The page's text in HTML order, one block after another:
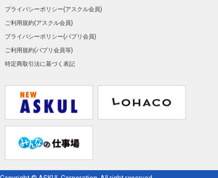
プライバシーポリシー(アスクル会員)
ご利用規約(アスクル会員)
プライバシーポリシー(パプリ会員)
ご利用規約(パプリ会員等)
特定商取引法に基づく表記